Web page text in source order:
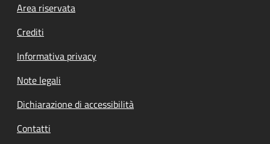
Footer menu
Area riservata
Crediti
Informativa privacy
Note legali
Dichiarazione di accessibilità
Contatti